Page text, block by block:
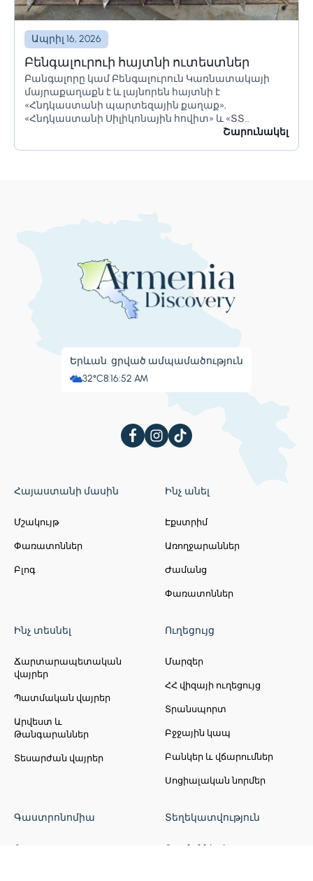
Ապրիլ 16, 2026
Բենգալուրուի հայտնի ուտեստներ
Բանգալորը կամ Բենգալուրուն Կառնատակայի
մայրաքաղաքն է և լայնորեն հայտնի է
«Հնդկաստանի պարտեզային քաղաք»,
«Հնդկաստանի Սիլիկոնային հովիտ» և «ՏՏ
կենտրոն» անուններով։ Այն ունի հսկայականՇարունակել
Երևան. ցրված ամպամածություն
32°C8:16:53 AM
Հայաստանի մասին
Մշակույթ
Փառատոններ
Բլոգ
Ինչ անել
Էքստրիմ
Առողջարաններ
Ժամանց
Փառատոններ
Ինչ տեսնել
Ճարտարապետական
վայրեր
Պատմական վայրեր
Արվեստ և
Թանգարաններ
Տեսարժան վայրեր
Ուղեցույց
Մարզեր
ՀՀ վիզայի ուղեցույց
Տրանսպորտ
Բջջային կապ
Բանկեր և վճարումներ
Սոցիալական նորմեր
Գաստրոնոմիա
Բար
Տեղեկատվություն
Պայմաններ և